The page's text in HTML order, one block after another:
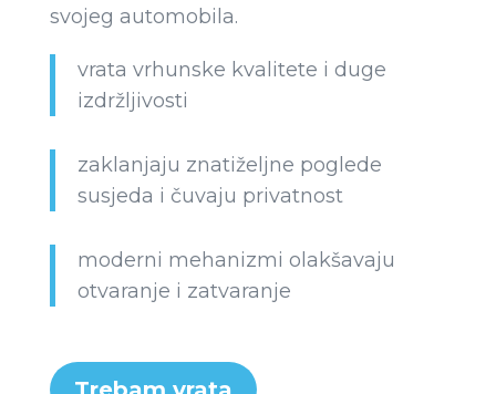
svojeg automobila.
vrata vrhunske kvalitete i duge
izdržljivosti
zaklanjaju znatiželjne poglede
susjeda i čuvaju privatnost
moderni mehanizmi olakšavaju
otvaranje i zatvaranje